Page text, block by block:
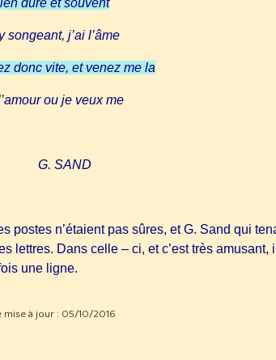
dure et souvent
songeant, j’ai l’âme
donc vite, et venez me la
ou je veux me
postes n’étaient pas sûres, et G. Sand qui
lettres. Dans celle – ci, et c’est très amusant,
une ligne.
mise à jour : 05/10/2016